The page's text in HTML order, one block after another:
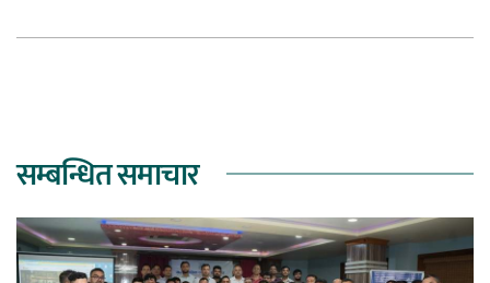
सम्बन्धित समाचार